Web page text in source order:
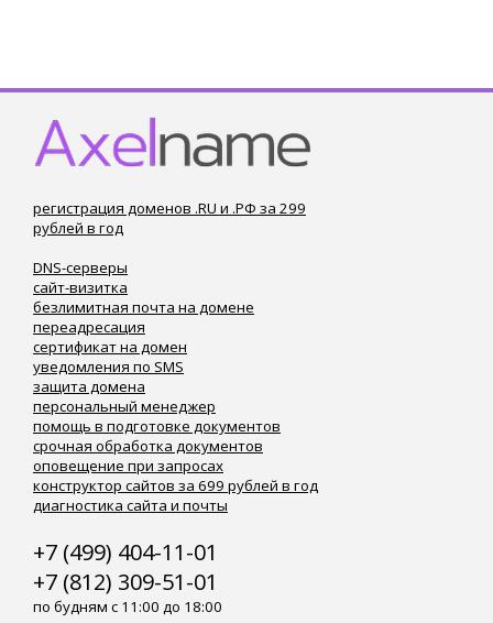
регистрация доменов .RU и .РФ за 299
рублей в год
DNS-серверы
сайт-визитка
безлимитная почта на домене
переадресация
сертификат на домен
уведомления по SMS
защита домена
персональный менеджер
помощь в подготовке документов
срочная обработка документов
оповещение при запросах
конструктор сайтов за 699 рублей в год
диагностика сайта и почты
+7 (499) 404-11-01
+7 (812) 309-51-01
по будням с 11:00 до 18:00